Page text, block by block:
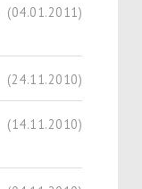
(04.01.2011)
(24.11.2010)
(14.11.2010)